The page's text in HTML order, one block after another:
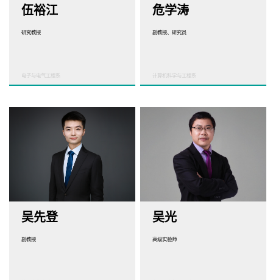
伍裕江
研究教授
电子与电气工程系
危学涛
副教授、研究员
计算机科学与工程系
吴先登
副教授
吴光
高级实验师